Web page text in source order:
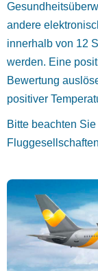
andere
innerhalb von 12
werden. Eine
Bewertung
positiver
Bitte beachten